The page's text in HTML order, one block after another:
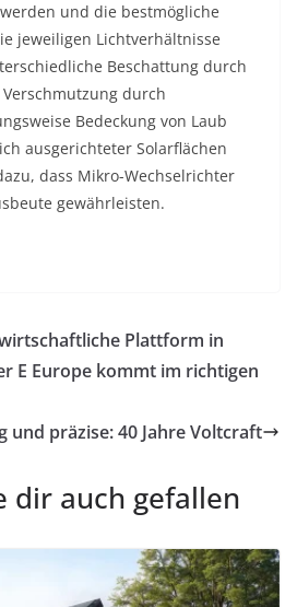
und die bestmögliche
jeweiligen Lichtverhältnisse
Beschattung durch
durch
Bedeckung von Laub
ausgerichteter Solarflächen
dass Mikro-Wechselrichter
gewährleisten.
Plattform in
E Europe kommt im richtigen
und präzise: 40 Jahre Voltcraft
dir auch gefallen